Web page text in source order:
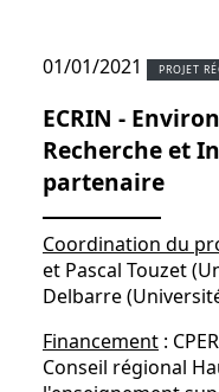
01/01/2021 PROJET
ECRIN -
Recherche et
partenaire
Coordination du
et Pascal Touzet
Delbarre
Financement :
Conseil régional